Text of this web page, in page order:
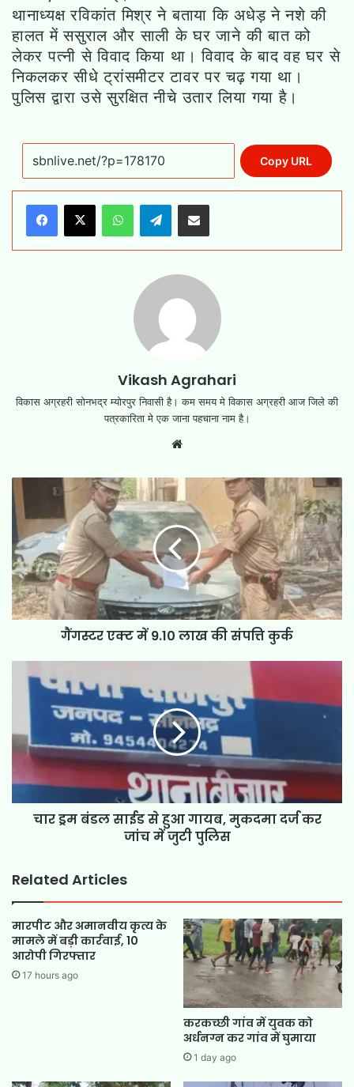
थानाध्यक्ष रविकांत मिश्र ने बताया कि अधेड़ ने नशे की
हालत में ससुराल और साली के घर जाने की बात को
लेकर पत्नी से विवाद किया था। विवाद के बाद वह घर से
निकलकर सीधे ट्रांसमीटर टावर पर चढ़ गया था।
पुलिस द्वारा उसे सुरक्षित नीचे उतार लिया गया है।
Copy URL
WhatsAppTelegramShare via Email
Vikash Agrahari
विकास अग्रहरी सोनभद्र म्योरपुर निवासी है। कम समय मे विकास अग्रहरी आज जिले की
पत्रकारिता मे एक जाना पहचाना नाम है।
गैंगस्टर एक्ट में 9.10 लाख की संपत्ति कुर्क
चार ड्रम बंडल साईड से हुआ गायब, मुकदमा दर्ज कर
जांच में जुटी पुलिस
Related Articles
मारपीट और अमानवीय कृत्य के
मामले में बड़ी कार्रवाई, 10
आरोपी गिरफ्तार
17 hours ago
करकच्छी गांव में युवक को
अर्धनग्न कर गांव में घुमाया
1 day ago